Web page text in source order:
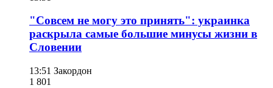
"Совсем не могу это принять": украинка
раскрыла самые большие минусы жизни в
Словении
13:51 Закордон
1 801